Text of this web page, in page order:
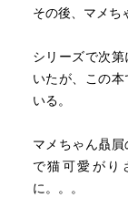
その後、マメち
シリーズで次
いたが、この
いる。
マメちゃん贔
で猫可愛がり
に。。。